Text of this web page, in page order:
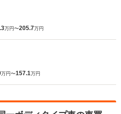
万円〜205.7万円
万円〜157.1万円